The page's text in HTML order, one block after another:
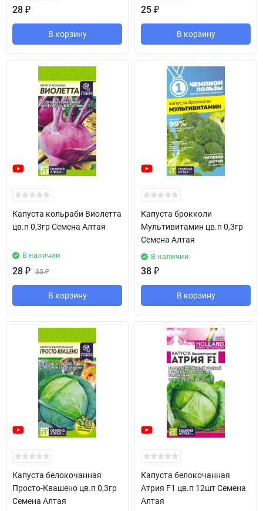
28 ₽
В корзину
25 ₽
В корзину
Капуста кольраби Виолетта
цв.п 0,3гр Семена Алтая
В наличии
28 ₽ 35₽
В корзину
Капуста брокколи
Мультивитамин цв.п 0,3гр
Семена Алтая
В наличии
38 ₽
В корзину
Капуста белокочанная
Просто-Квашено цв.п 0,3гр
Семена Алтая
Капуста белокочанная
Атрия F1 цв.п 12шт Семена
Алтая